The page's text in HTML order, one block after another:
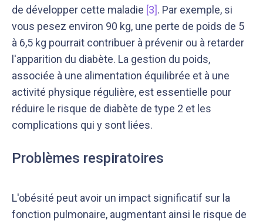
de développer cette maladie [3]. Par exemple, si
vous pesez environ 90 kg, une perte de poids de 5
à 6,5 kg pourrait contribuer à prévenir ou à retarder
l'apparition du diabète. La gestion du poids,
associée à une alimentation équilibrée et à une
activité physique régulière, est essentielle pour
réduire le risque de diabète de type 2 et les
complications qui y sont liées.
Problèmes respiratoires
L'obésité peut avoir un impact significatif sur la
fonction pulmonaire, augmentant ainsi le risque de